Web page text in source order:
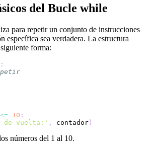
del Bucle while
para repetir un conjunto de instrucciones
específica sea verdadera. La estructura
forma:
:
<= 10 :
de vuelta:' , contador )
números del 1 al 10.